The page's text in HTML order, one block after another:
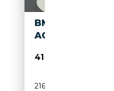
BMW X7 M50D
ACC HUD H&K
41 970€
216 000 km